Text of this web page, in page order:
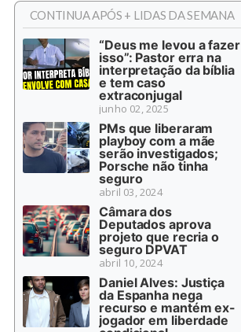
CONTINUA APÓS + LIDAS DA SEMANA
“Deus me levou a fazer
isso”: Pastor erra na
interpretação da bíblia
e tem caso
extraconjugal
junho 02, 2025
PMs que liberaram
playboy com a mãe
serão investigados;
Porsche não tinha
seguro
abril 03, 2024
Câmara dos
Deputados aprova
projeto que recria o
seguro DPVAT
abril 10, 2024
Daniel Alves: Justiça
da Espanha nega
recurso e mantém ex-
jogador em liberdade